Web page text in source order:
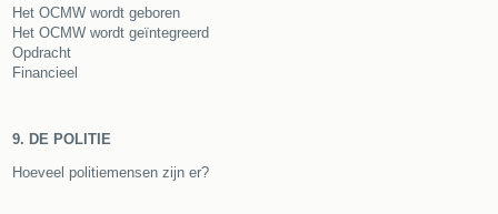
Het OCMW wordt geboren
Het OCMW wordt geïntegreerd
Opdracht
Financieel
9. DE POLITIE
Hoeveel politiemensen zijn er?